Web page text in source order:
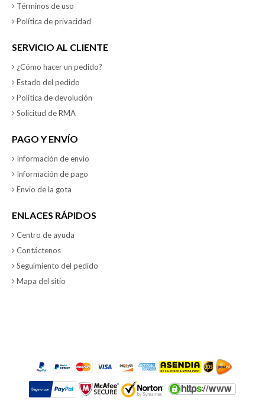
Términos de uso
Política de privacidad
SERVICIO AL CLIENTE
¿Cómo hacer un pedido?
Estado del pedido
Política de devolución
Solicitud de RMA
PAGO Y ENVÍO
Información de envío
Información de pago
Envio de la gota
ENLACES RÁPIDOS
Centro de ayuda
Contáctenos
Seguimiento del pedido
Mapa del sitio